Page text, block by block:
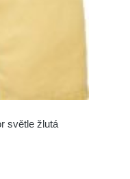
světle žlutá